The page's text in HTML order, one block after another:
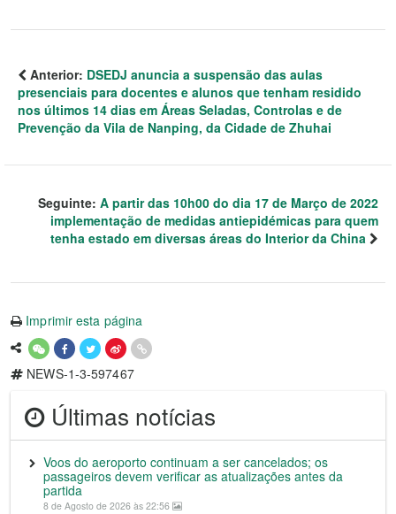
Anterior: DSEDJ anuncia a suspensão das aulas
presenciais para docentes e alunos que tenham residido
nos últimos 14 dias em Áreas Seladas, Controlas e de
Prevenção da Vila de Nanping, da Cidade de Zhuhai
Seguinte: A partir das 10h00 do dia 17 de Março de 2022
implementação de medidas antiepidémicas para quem
tenha estado em diversas áreas do Interior da China
Imprimir esta página
NEWS-1-3-597467
Últimas notícias
Voos do aeroporto continuam a ser cancelados; os
passageiros devem verificar as atualizações antes da
partida
8 de Agosto de 2026 às 22:56